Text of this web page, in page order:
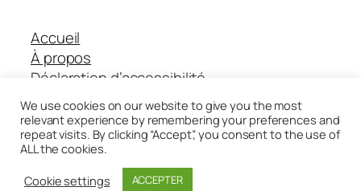
Accueil
À propos
Déclaration d’accessibilité
Boutique Helloasso
Twenty Twenty-Five
We use cookies on our website to give you the most
relevant experience by remembering your preferences and
repeat visits. By clicking “Accept”, you consent to the use of
ALL the cookies.
Cookie settings
ACCEPTER